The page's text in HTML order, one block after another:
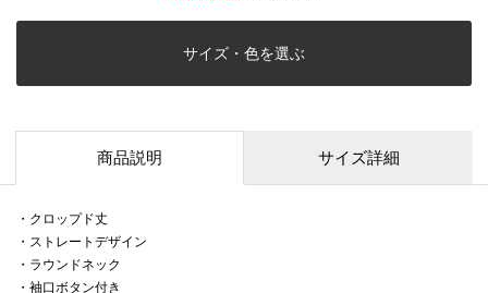
サイズ・色を選ぶ
商品説明 サイズ詳細
・クロップド丈
・ストレートデザイン
・ラウンドネック
・袖口ボタン付き